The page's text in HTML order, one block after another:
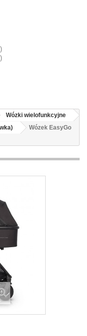
Wózki wielofunkcyjne
Wózek EasyGo